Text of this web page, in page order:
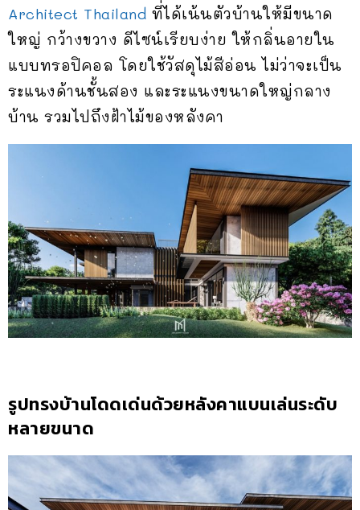
Architect Thailand ที่ได้เน้นตัวบ้านให้มีขนาด
ใหญ่ กว้างขวาง ดีไซน์เรียบง่าย ให้กลิ่นอายใน
แบบทรอปิคอล โดยใช้วัสดุไม้สีอ่อน ไม่ว่าจะเป็น
ระแนงด้านชั้นสอง และระแนงขนาดใหญ่กลาง
บ้าน รวมไปถึงฝ้าไม้ของหลังคา
รูปทรงบ้านโดดเด่นด้วยหลังคาแบนเล่นระดับ
หลายขนาด